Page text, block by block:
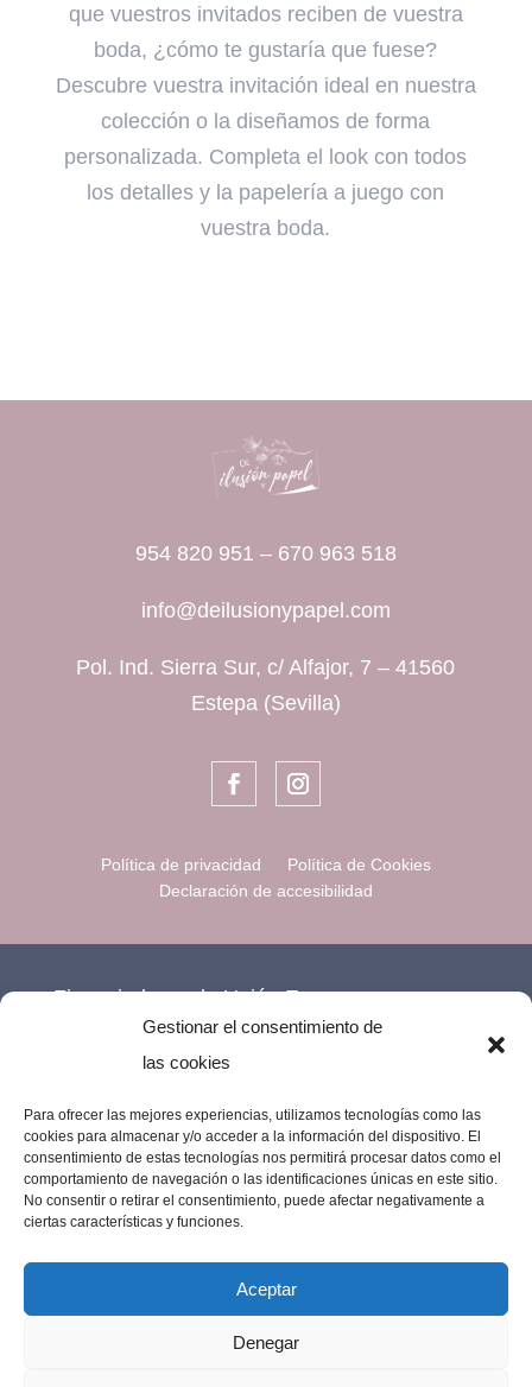
Gestionar el consentimiento de
las cookies
Para ofrecer las mejores experiencias, utilizamos tecnologías como las
cookies para almacenar y/o acceder a la información del dispositivo. El
consentimiento de estas tecnologías nos permitirá procesar datos como el
comportamiento de navegación o las identificaciones únicas en este sitio.
No consentir o retirar el consentimiento, puede afectar negativamente a
ciertas características y funciones.
Aceptar
Denegar
que vuestros invitados reciben de vuestra
boda, ¿cómo te gustaría que fuese?
Descubre vuestra invitación ideal en nuestra
colección o la diseñamos de forma
personalizada. Completa el look con todos
los detalles y la papelería a juego con
vuestra boda.
954 820 951 – 670 963 518
info@deilusionypapel.com
Pol. Ind. Sierra Sur, c/ Alfajor, 7 – 41560
Estepa (Sevilla)
Política de privacidad
Política de Cookies
Declaración de accesibilidad
Financiado por la Unión Europea –
NextGenerationEU.